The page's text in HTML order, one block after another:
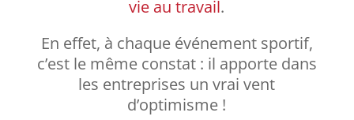
vie au travail.
En effet, à chaque événement sportif,
c’est le même constat : il apporte dans
les entreprises un vrai vent
d’optimisme !